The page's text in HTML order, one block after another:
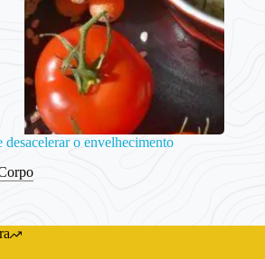
o envelhecimento